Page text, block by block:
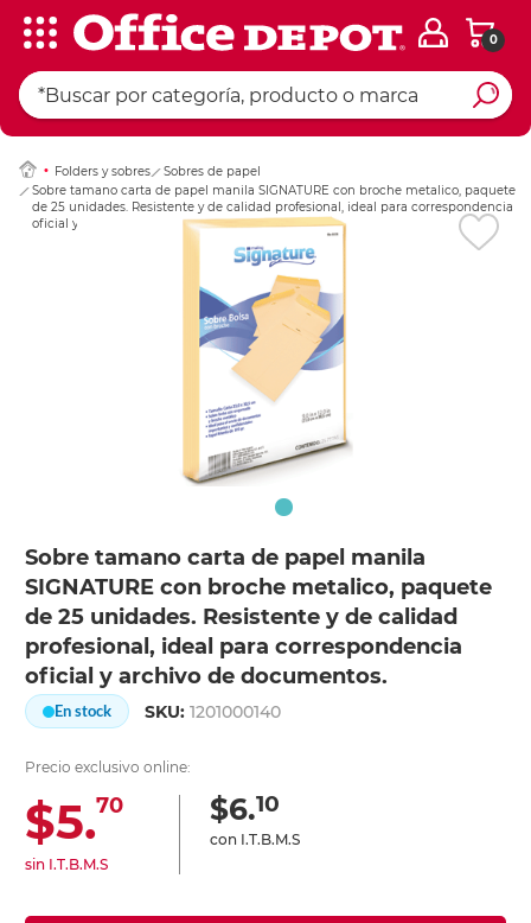
0
Folders y sobres
Sobres de papel
Sobre tamano carta de papel manila SIGNATURE con broche metalico, paquete
de 25 unidades. Resistente y de calidad profesional, ideal para correspondencia
oficial y archivo de documentos.
Sobre tamano carta de papel manila
SIGNATURE con broche metalico, paquete
de 25 unidades. Resistente y de calidad
profesional, ideal para correspondencia
oficial y archivo de documentos.
En stock SKU:1201000140
Precio exclusivo online:
$5.70
sin I.T.B.M.S
$6.10
con I.T.B.M.S
Ingresar Codigo